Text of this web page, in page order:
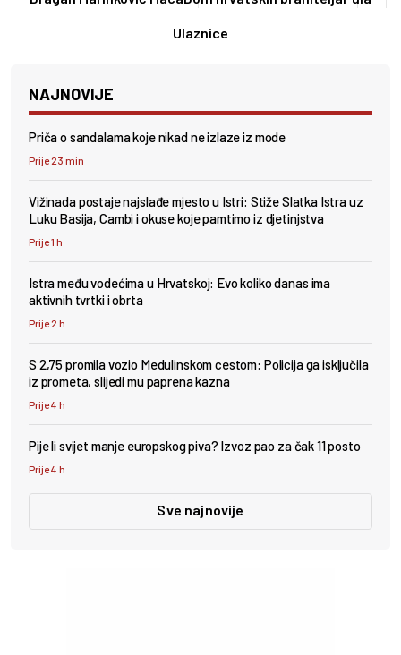
Ulaznice
NAJNOVIJE
Priča o sandalama koje nikad ne izlaze iz mode
Prije 23 min
Vižinada postaje najslađe mjesto u Istri: Stiže Slatka Istra uz
Luku Basija, Cambi i okuse koje pamtimo iz djetinjstva
Prije 1 h
Istra među vodećima u Hrvatskoj: Evo koliko danas ima
aktivnih tvrtki i obrta
Prije 2 h
S 2,75 promila vozio Medulinskom cestom: Policija ga isključila
iz prometa, slijedi mu paprena kazna
Prije 4 h
Pije li svijet manje europskog piva? Izvoz pao za čak 11 posto
Prije 4 h
Sve najnovije